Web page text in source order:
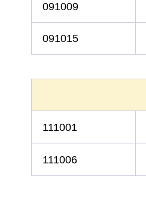
091009
091015
111001
111006